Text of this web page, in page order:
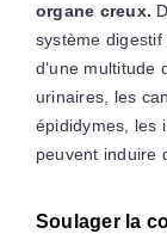
organe creux.
système
d’une multitude
urinaires, les
épididymes, les
peuvent induire
Soulager la